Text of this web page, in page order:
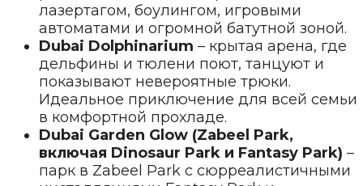
лазертагом, боулингом, игровыми
автоматами и огромной батутной зоной.
Dubai Dolphinarium – крытая арена, где
дельфины и тюлени поют, танцуют и
показывают невероятные трюки.
Идеальное приключение для всей семьи
в комфортной прохладе.
Dubai Garden Glow (Zabeel Park,
включая Dinosaur Park и Fantasy Park) –
парк в Zabeel Park с сюрреалистичными